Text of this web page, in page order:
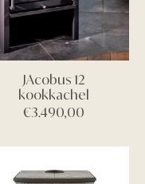
JAcobus 12
kookkachel
€3.490,00